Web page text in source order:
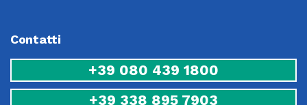
Contatti
+39 080 439 1800
+39 338 895 7903